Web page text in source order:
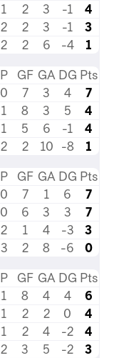
1 2 3 -1
4
2 2 3 -1
3
2 2 6 -4 1
P GF GA DG Pts
0 7 3 4
7
1 8 3 5
4
1 5 6 -1
4
2 2 10 -8 1
P GF GA DG Pts
0 7 1 6
7
0 6 3 3
7
2 1 4 -3
3
3 2 8 -6 0
P GF GA DG Pts
1 8 4 4
6
1 2 2 0
4
1 2 4 -2
4
2 3 5 -2 3